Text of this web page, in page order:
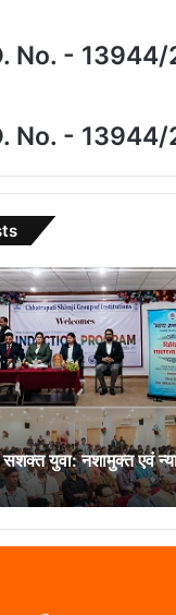
No. -
No. -
युवा: नशामुक्त एवं